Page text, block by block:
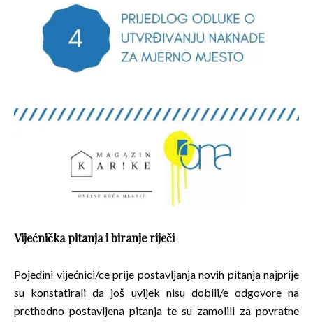
Vijećnička pitanja i biranje riječi
Pojedini vijećnici/ce prije postavljanja novih pitanja najprije
su konstatirali da još uvijek nisu dobili/e odgovore na
prethodno postavljena pitanja te su zamolili za povratne